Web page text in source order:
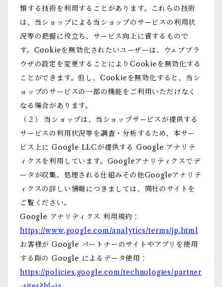
類する技術を利用することがあります。これらの技術
は、当ショップによる当ショップのサービスの利用状
況等の把握に役立ち、サービス向上に資するもので
す。Cookieを無効化されたいユーザーは、ウェブブラ
ウザの設定を変更することによりCookieを無効化する
ことができます。但し、Cookieを無効化すると、当シ
ョップのサービスの一部の機能をご利用いただけなく
なる場合があります。
（２） 当ショップは、当ショップサービスが提供する
サービスの利用状況等を調査・分析するため、本サー
ビス上に Google LLCが提供する Google アナリテ
ィクスを利用しています。Googleアナリティクスでデ
ータが収集、処理される仕組みその他Googleアナリテ
ィクスの詳しい情報につきましては、同社のサイトを
ご覧ください。
Google アナリティクス 利用規約：
https://www.google.com/analytics/terms/jp.html
お客様が Google パートナーのサイトやアプリを使用
する際の Google によるデータ使用：
https://policies.google.com/technologies/partner